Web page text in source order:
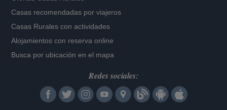
Casas recomendadas por viajeros
Casas Rurales con actividades
Alojamientos con reserva online
Busca por ubicación en el mapa
Redes sociales: